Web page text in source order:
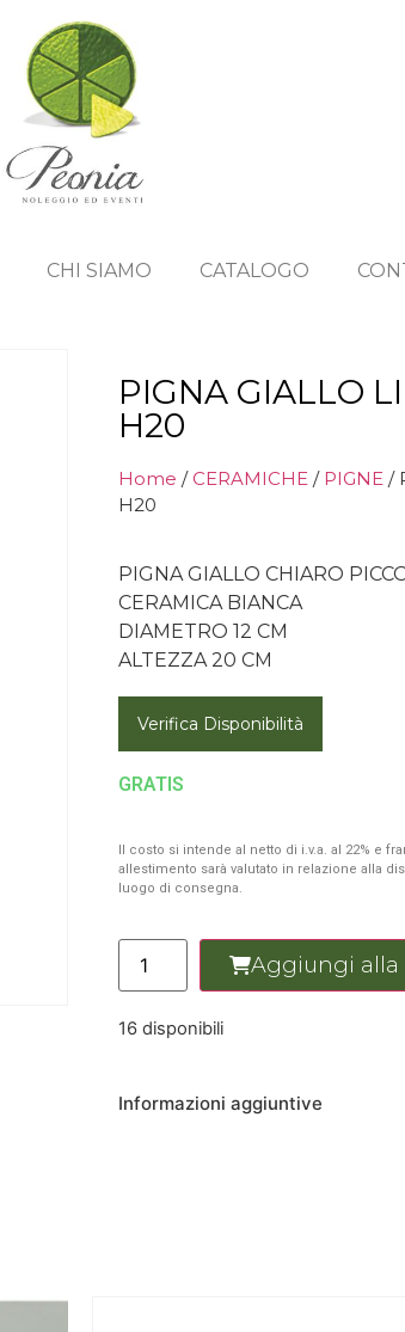
CHI SIAMO CATALOGO
PIGNA GIALLO
H20
Home / CERAMICHE / PIGNE /
H20
PIGNA GIALLO CHIARO
CERAMICA BIANCA
DIAMETRO 12 CM
ALTEZZA 20 CM
Verifica Disponibilità
GRATIS
Il costo si intende al netto di i.v.a. al 22% e
allestimento sarà valutato in relazione alla
luogo di consegna.
Aggiungi alla
16 disponibili
Informazioni aggiuntive